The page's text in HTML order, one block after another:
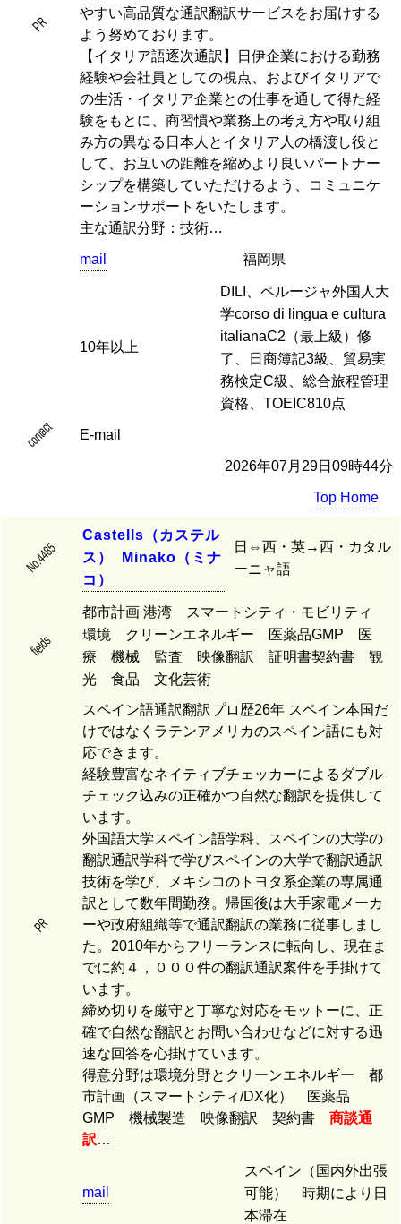
PR
やすい高品質な通訳翻訳サービスをお届けする
よう努めております。
【イタリア語逐次通訳】日伊企業における勤務
経験や会社員としての視点、およびイタリアで
の生活・イタリア企業との仕事を通して得た経
験をもとに、商習慣や業務上の考え方や取り組
み方の異なる日本人とイタリア人の橋渡し役と
して、お互いの距離を縮めより良いパートナー
シップを構築していただけるよう、コミュニケ
ーションサポートをいたします。
主な通訳分野：技術…
mail 福岡県
10年以上
DILI、ペルージャ外国人大
学corso di lingua e cultura
italianaC2（最上級）修
了、日商簿記3級、貿易実
務検定C級、総合旅程管理
資格、TOEIC810点
contact E-mail
2026年07月29日09時44分
Top Home
No.4485
Caste s （ カ ステル
ス ） M ina ko （ ミ ナ
コ ）
日⇔西・英→西・カタル
ーニャ語
fields
都市計画 港湾 スマートシティ・モビリティ
環境 クリーンエネルギー 医薬品GMP 医
療 機械 監査 映像翻訳 証明書契約書 観
光 食品 文化芸術
PR
スペイン語通訳翻訳プロ歴26年 スペイン本国だ
けではなくラテンアメリカのスペイン語にも対
応できます。
経験豊富なネイティブチェッカーによるダブル
チェック込みの正確かつ自然な翻訳を提供して
います。
外国語大学スペイン語学科、スペインの大学の
翻訳通訳学科で学びスペインの大学で翻訳通訳
技術を学び、メキシコのトヨタ系企業の専属通
訳として数年間勤務。帰国後は大手家電メーカ
ーや政府組織等で通訳翻訳の業務に従事しまし
た。2010年からフリーランスに転向し、現在ま
でに約４，０００件の翻訳通訳案件を手掛けて
います。
締め切りを厳守と丁寧な対応をモットーに、正
確で自然な翻訳とお問い合わせなどに対する迅
速な回答を心掛けています。
得意分野は環境分野とクリーンエネルギー 都
市計画（スマートシティ/DX化） 医薬品
GMP 機械製造 映像翻訳 契約書 商談通
訳…
mail
スペイン（国内外出張
可能） 時期により日
本滞在